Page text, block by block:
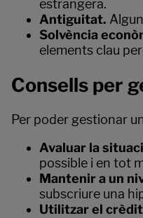
estrangera.
Antiguitat.
Solvència
elements clau
Consells per
Per poder gestionar
Avaluar la
possible i en tot
Mantenir a un
subscriure una
Utilitzar el